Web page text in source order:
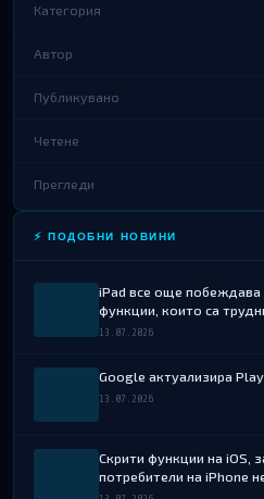
Категория
Автор
Публикувано
Четене
Прегледи
⚡ ПОДОБНИ НОВИНИ
iPad все още побеждава
функции, които са
13.07.2026
Google актуализира
13.07.2026
Скрити функции на iOS,
потребители на iPhone